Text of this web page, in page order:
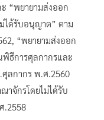
“พยายามส่งออก
ได้รับอนุญาต” ตาม
“พยายามส่งออก
ธีการศุลกากรและ
ลกากร พ.ศ.2560
าจักรโดยไม่ได้รับ
.2558